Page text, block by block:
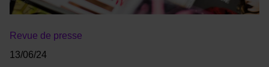
Revue de presse
13/06/24